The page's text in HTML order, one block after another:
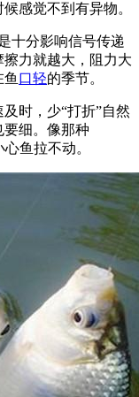
感觉不到有异物。
十分影响信号传递
力就越大，阻力大
口轻的季节。
时，少“打折”自然
细。像那种
鱼拉不动。